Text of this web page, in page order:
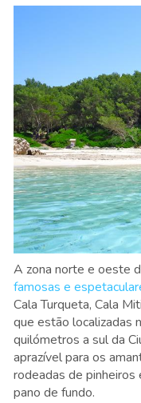
A zona norte e oeste
famosas e
Cala Turqueta, Cala
que estão localizadas
quilómetros a sul da
aprazível para os
rodeadas de
pano de fundo.